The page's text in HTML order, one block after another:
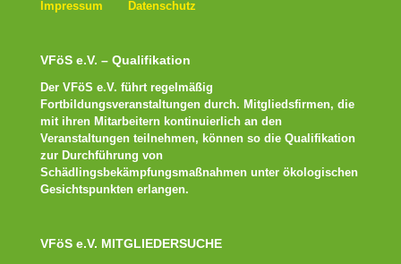
Impressum
Datenschutz
VFöS e.V. – Qualifikation
Der VFöS e.V. führt regelmäßig
Fortbildungsveranstaltungen durch. Mitgliedsfirmen, die
mit ihren Mitarbeitern kontinuierlich an den
Veranstaltungen teilnehmen, können so die Qualifikation
zur Durchführung von
Schädlingsbekämpfungsmaßnahmen unter ökologischen
Gesichtspunkten erlangen.
VFöS e.V. MITGLIEDERSUCHE